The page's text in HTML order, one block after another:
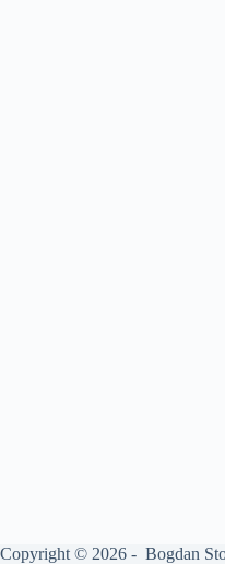
Copyright © 2026 - Bogdan